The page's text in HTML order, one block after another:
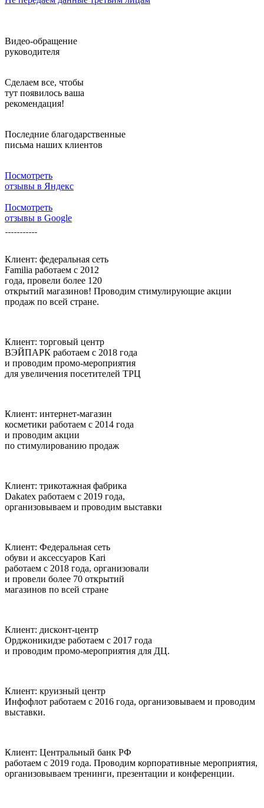
Видео-обращение
руководителя
Сделаем все, чтобы
тут появилось ваша
рекомендация!
Последние благодарственные
письма наших клиентов
Посмотреть
отзывы в Яндекс
Посмотреть
отзывы в Google
Клиент: федеральная сеть
Familia работаем с 2012
года, провели более 120
открытий магазинов! Проводим стимулирующие акции
продаж по всей стране.
Клиент: торговый центр
ВЭЙПАРК работаем с 2018 года
и проводим промо-мероприятия
для увеличения посетителей ТРЦ
Клиент: интернет-магазин
косметики работаем с 2014 года
и проводим акции
по стимулированию продаж
Клиент: трикотажная фабрика
Dakatex работаем с 2019 года,
организовываем и проводим выставки
Клиент: Федеральная сеть
обуви и аксессуаров Kari
работаем с 2018 года, организовали
и провели более 70 открытий
магазинов по всей стране
Клиент: дисконт-центр
Орджоникидзе работаем с 2017 года
и проводим промо-мероприятия для ДЦ.
Клиент: круизный центр
Инфофлот работаем с 2016 года, организовываем и проводим
выставки.
Клиент: Центральный банк РФ
работаем с 2019 года. Проводим корпоративные мероприятия,
организовываем тренинги, презентации и конференции.